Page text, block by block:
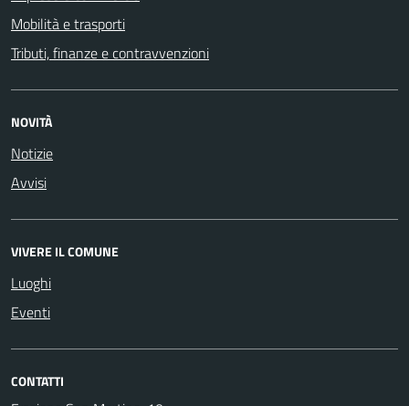
Mobilità e trasporti
Tributi, finanze e contravvenzioni
NOVITÀ
Notizie
Avvisi
VIVERE IL COMUNE
Luoghi
Eventi
CONTATTI